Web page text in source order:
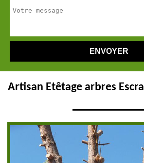
Artisan Etêtage arbres